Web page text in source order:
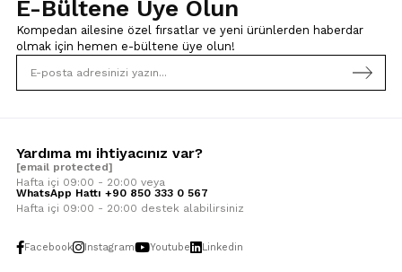
E-Bültene Üye Olun
Kompedan ailesine özel fırsatlar ve yeni ürünlerden haberdar
olmak için hemen e-bültene üye olun!
Yardıma mı ihtiyacınız var?
[email protected]
Hafta içi 09:00 - 20:00 veya
WhatsApp Hattı +90 850 333 0 567
Hafta içi 09:00 - 20:00 destek alabilirsiniz
Facebook Instagram Youtube Linkedin